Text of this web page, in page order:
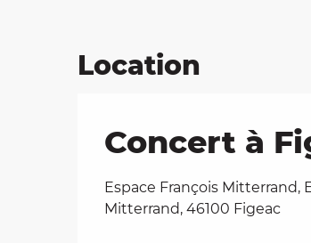
Location
Concert à
Espace François Mitterrand,
Mitterrand, 46100 Figeac